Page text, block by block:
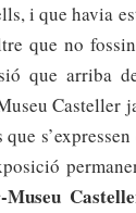
i que havia
que no
que arriba
Casteller